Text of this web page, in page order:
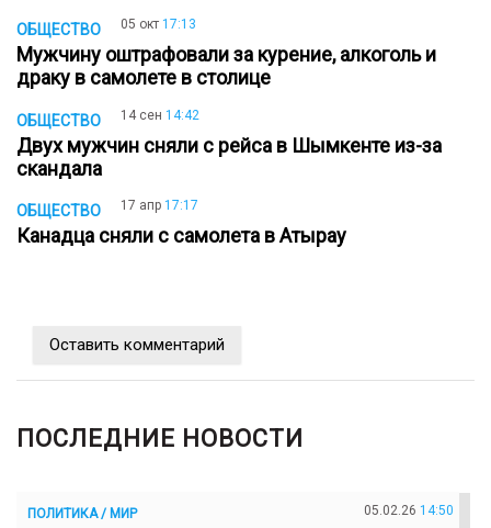
ОБЩЕСТВО 05 окт 17:13
Мужчину оштрафовали за курение, алкоголь и
драку в самолете в столице
ОБЩЕСТВО 14 сен 14:42
Двух мужчин сняли с рейса в Шымкенте из-за
скандала
ОБЩЕСТВО 17 апр 17:17
Канадца сняли с самолета в Атырау
Оставить комментарий
ПОСЛЕДНИЕ НОВОСТИ
ПОЛИТИКА / МИР 05.02.26 14:50